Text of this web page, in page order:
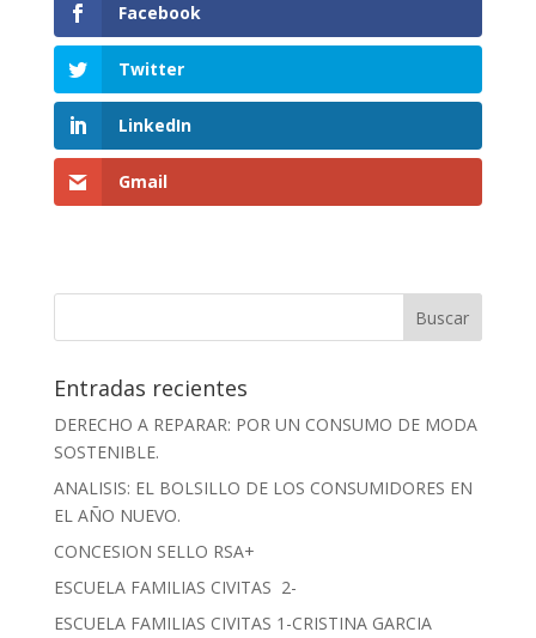
Facebook
Twitter
LinkedIn
Gmail
Entradas recientes
DERECHO A REPARAR: POR UN CONSUMO DE MODA
SOSTENIBLE.
ANALISIS: EL BOLSILLO DE LOS CONSUMIDORES EN
EL AÑO NUEVO.
CONCESION SELLO RSA+
ESCUELA FAMILIAS CIVITAS 2-
ESCUELA FAMILIAS CIVITAS 1-CRISTINA GARCIA